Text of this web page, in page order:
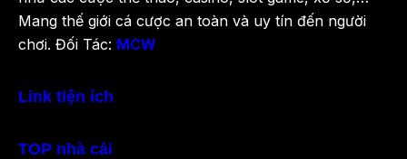
Mang thế giới cá cược an toàn và uy tín đến người
chơi. Đối Tác: MCW
Link tiện ích
TOP nhà cái